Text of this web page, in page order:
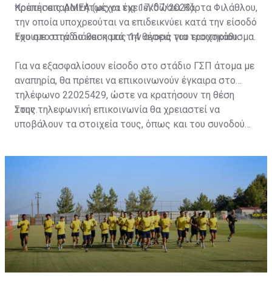
πρέπει απαραιτήτως να έχει εκδώσει Κάρτα Φιλάθλου,
την οποία υποχρεούται να επιδεικνύει κατά την είσοδό
του στο στάδιο και κατά την αγορά του εισιτηρίου.
Κρατήσεις ΑΜΕΑ (μέχρι τις 17/07/2023)
Έχουμε στην διάθεση μας 14 θέσεις για τροχοκάθισμα.
Για να εξασφαλίσουν είσοδο στο στάδιο ΓΣΠ άτομα με
αναπηρία, θα πρέπει να επικοινωνούν έγκαιρα στο
τηλέφωνο 22025429, ώστε να κρατήσουν τη θέση
τους.
Στην τηλεφωνική επικοινωνία θα χρειαστεί να
υποβάλουν τα στοιχεία τους, όπως και του συνοδού
ονοματεπώνυμο, αριθμός πινακίδας αυτοκινήτου,